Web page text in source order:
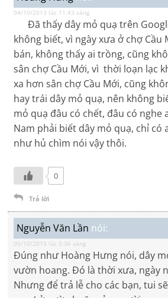
04/10/2013 lúc 11:43 sáng
Đã thấy dây mỏ quạ trên
không biết, vì ngày xưa ở chợ Cầu
bán, không thấy ai trồng, cũng
sân chợ Cầu Mới, vì thời loạn lạc
xa hơn sân chợ Cầu Mới, cũng
hay trái dây mỏ quạ, nên không
mỏ quạ đâu có chết, đâu có nghe
Nam phải biết dây mỏ quạ, chỉ có
như hủ chìm nói vậy thôi.
0
Trả lời
Nguyễn Văn Lần nói:
05/10/2013 lúc 5:36 sáng
Đúng như Hoàng Hưng nói, dây
vườn hoang. Đó là thời xưa, ngày
Nhưng để trả lễ cho các bạn, tui